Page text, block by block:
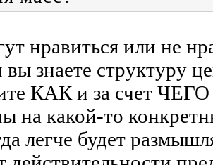
нравиться или не
вы знаете структуру
КАК и за счет
на какой-то
легче будет